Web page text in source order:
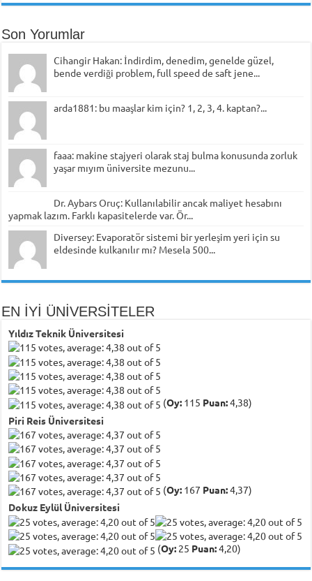
Son Yorumlar
Cihangir Hakan: İndirdim, denedim, genelde güzel,
bende verdiği problem, full speed de saft jene...
arda1881: bu maaşlar kim için? 1, 2, 3, 4. kaptan?...
faaa: makine stajyeri olarak staj bulma konusunda zorluk
yaşar mıyım üniversite mezunu...
Dr. Aybars Oruç: Kullanılabilir ancak maliyet hesabını
yapmak lazım. Farklı kapasitelerde var. Ör...
Diversey: Evaporatör sistemi bir yerleşim yeri için su
eldesinde kulkanılır mı? Mesela 500...
EN İYİ ÜNİVERSİTELER
Yıldız Teknik Üniversitesi
(Oy: 115 Puan:4,38)
Piri Reis Üniversitesi
(Oy: 167 Puan:4,37)
Dokuz Eylül Üniversitesi
(Oy: 25 Puan:4,20)